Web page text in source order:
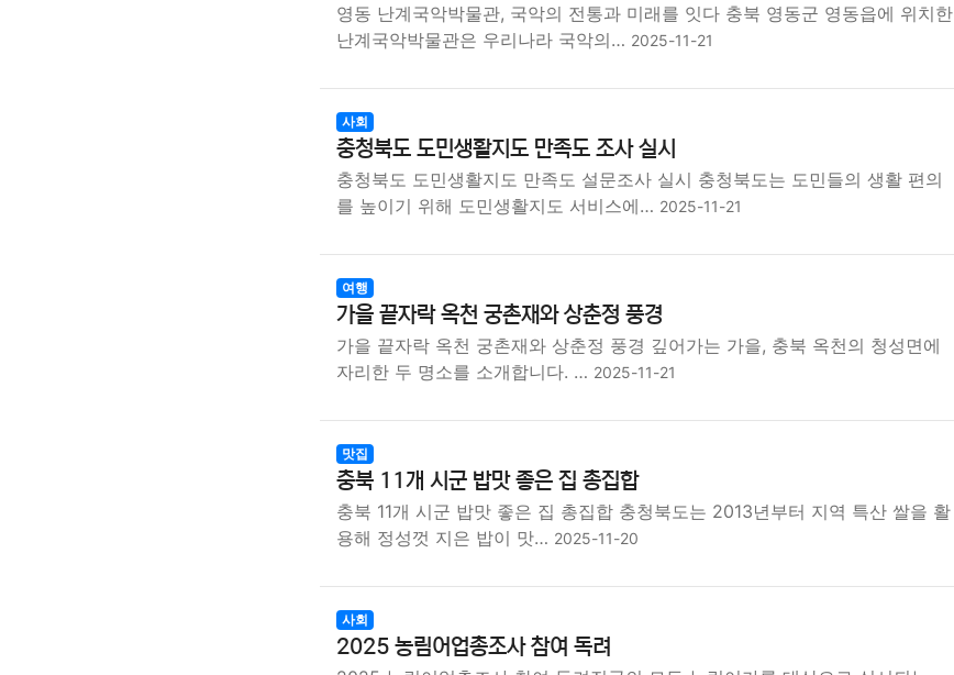
영동 난계국악박물관, 국악의 전통과 미래를 잇다 충북 영동군 영동읍에 위치한
난계국악박물관은 우리나라 국악의… 2025-11-21
사회
충청북도 도민생활지도 만족도 조사 실시
충청북도 도민생활지도 만족도 설문조사 실시 충청북도는 도민들의 생활 편의
를 높이기 위해 도민생활지도 서비스에… 2025-11-21
여행
가을 끝자락 옥천 궁촌재와 상춘정 풍경
가을 끝자락 옥천 궁촌재와 상춘정 풍경 깊어가는 가을, 충북 옥천의 청성면에
자리한 두 명소를 소개합니다. … 2025-11-21
맛집
충북 11개 시군 밥맛 좋은 집 총집합
충북 11개 시군 밥맛 좋은 집 총집합 충청북도는 2013년부터 지역 특산 쌀을 활
용해 정성껏 지은 밥이 맛… 2025-11-20
사회
2025 농림어업총조사 참여 독려